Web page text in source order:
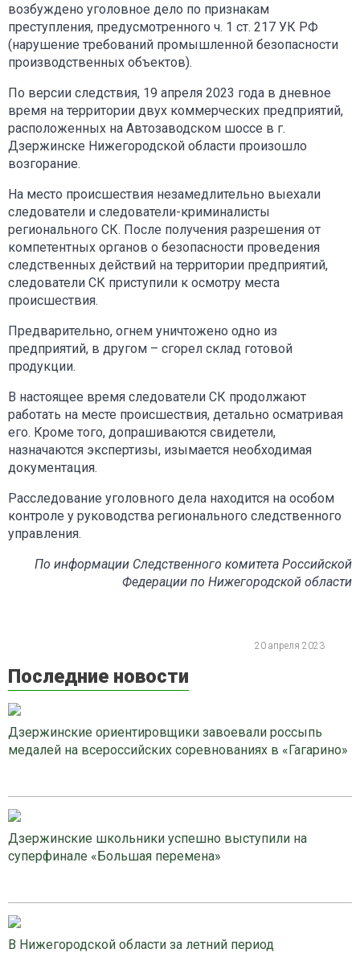
возбуждено уголовное дело по признакам
преступления, предусмотренного ч. 1 ст. 217 УК РФ
(нарушение требований промышленной безопасности
производственных объектов).
По версии следствия, 19 апреля 2023 года в дневное
время на территории двух коммерческих предприятий,
расположенных на Автозаводском шоссе в г.
Дзержинске Нижегородской области произошло
возгорание.
На место происшествия незамедлительно выехали
следователи и следователи-криминалисты
регионального СК. После получения разрешения от
компетентных органов о безопасности проведения
следственных действий на территории предприятий,
следователи СК приступили к осмотру места
происшествия.
Предварительно, огнем уничтожено одно из
предприятий, в другом – сгорел склад готовой
продукции.
В настоящее время следователи СК продолжают
работать на месте происшествия, детально осматривая
его. Кроме того, допрашиваются свидетели,
назначаются экспертизы, изымается необходимая
документация.
Расследование уголовного дела находится на особом
контроле у руководства регионального следственного
управления.
По информации Следственного комитета Российской
Федерации по Нижегородской области
20 апреля 2023
Последние новости
Дзержинские ориентировщики завоевали россыпь
медалей на всероссийских соревнованиях в «Гагарино»
Дзержинские школьники успешно выступили на
суперфинале «Большая перемена»
В Нижегородской области за летний период